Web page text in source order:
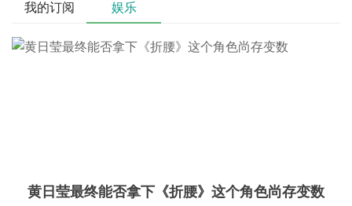
我的订阅 娱乐
黄日莹最终能否拿下《折腰》这个角色尚存变数